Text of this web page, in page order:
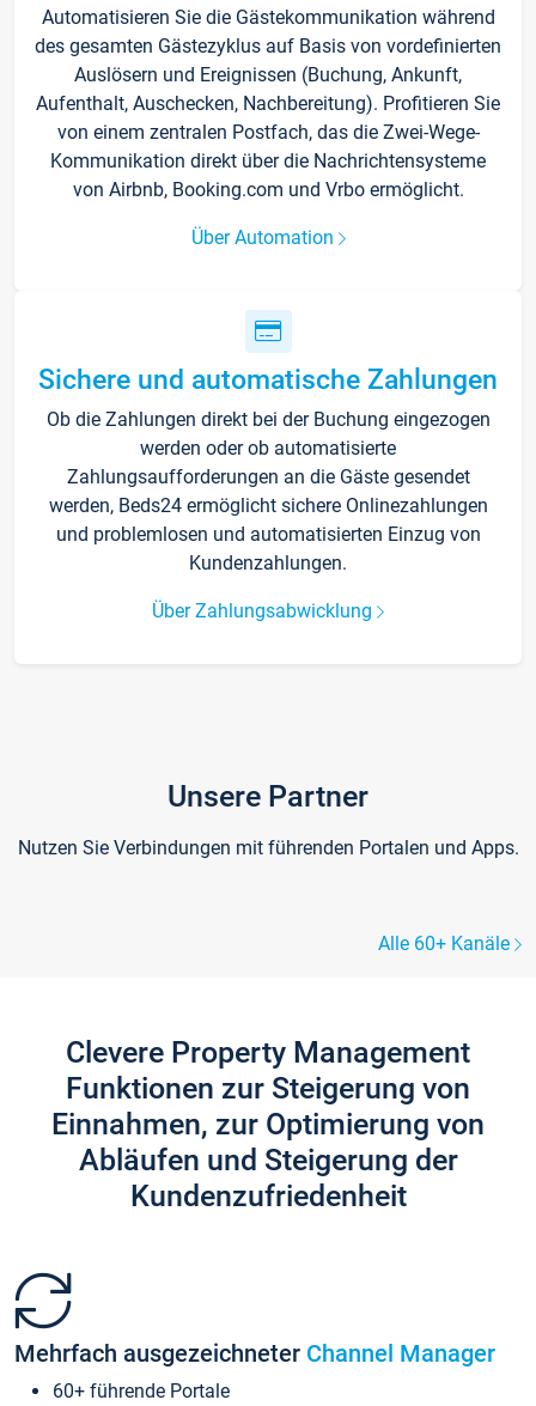
Automatisieren Sie die Gästekommunikation während
des gesamten Gästezyklus auf Basis von vordefinierten
Auslösern und Ereignissen (Buchung, Ankunft,
Aufenthalt, Auschecken, Nachbereitung). Profitieren Sie
von einem zentralen Postfach, das die Zwei-Wege-
Kommunikation direkt über die Nachrichtensysteme
von Airbnb, Booking.com und Vrbo ermöglicht.
Über Automation
Sichere und automatische Zahlungen
Ob die Zahlungen direkt bei der Buchung eingezogen
werden oder ob automatisierte
Zahlungsaufforderungen an die Gäste gesendet
werden, Beds24 ermöglicht sichere Onlinezahlungen
und problemlosen und automatisierten Einzug von
Kundenzahlungen.
Über Zahlungsabwicklung
Unsere Partner
Nutzen Sie Verbindungen mit führenden Portalen und Apps.
Alle 60+ Kanäle
Clevere Property Management
Funktionen zur Steigerung von
Einnahmen, zur Optimierung von
Abläufen und Steigerung der
Kundenzufriedenheit
Mehrfach ausgezeichneter Channel Manager
60+ führende Portale